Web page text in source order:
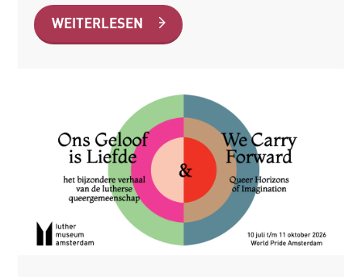
WEITERLESEN